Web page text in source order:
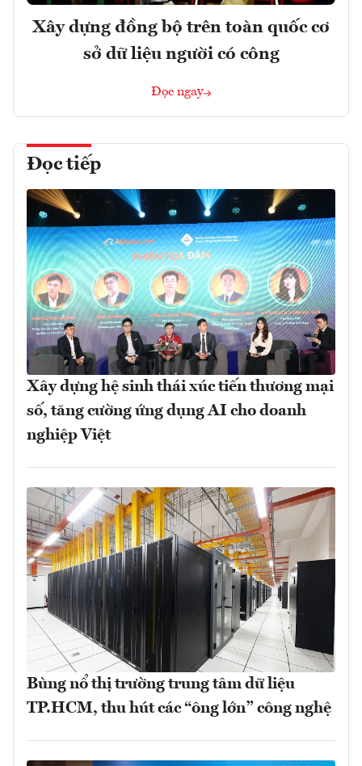
Xây dựng đồng bộ trên toàn quốc cơ
sở dữ liệu người có công
Đọc ngay
Đọc tiếp
Xây dựng hệ sinh thái xúc tiến thương mại
số, tăng cường ứng dụng AI cho doanh
nghiệp Việt
Bùng nổ thị trường trung tâm dữ liệu
TP.HCM, thu hút các “ông lớn” công nghệ